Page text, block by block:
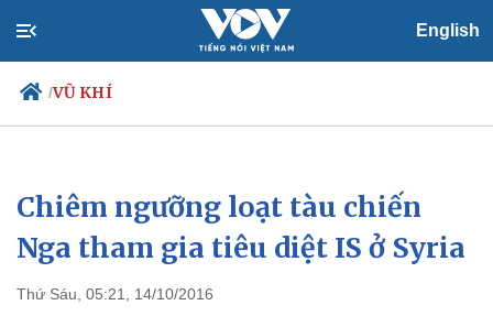
English
/VŨ KHÍ
Chính trị
Đảng
Tổ chức nhân sự
Nhận diện sự thật
Xã hội
Tin 24h
Dự báo thời tiết
Chiêm ngưỡng loạt tàu chiến
Nga tham gia tiêu diệt IS ở Syria
Thứ Sáu, 05:21, 14/10/2016